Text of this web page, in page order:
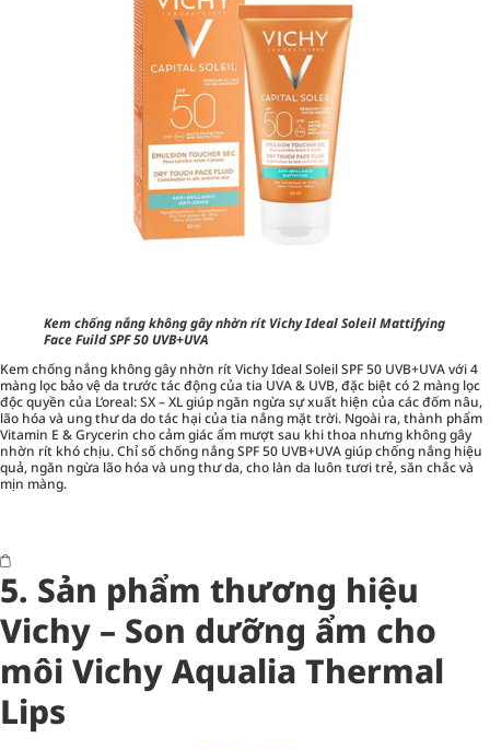
Kem chống nắng không gây nhờn rít Vichy Ideal Soleil Mattifying
Face Fuild SPF 50 UVB+UVA
Kem chống nắng không gây nhờn rít Vichy Ideal Soleil SPF 50 UVB+UVA với 4
màng lọc bảo vệ da trước tác động của tia UVA & UVB, đặc biệt có 2 màng lọc
độc quyền của L’oreal: SX – XL giúp ngăn ngừa sự xuất hiện của các đốm nâu,
lão hóa và ung thư da do tác hại của tia nắng mặt trời. Ngoài ra, thành phẩm
Vitamin E & Grycerin cho cảm giác ẩm mượt sau khi thoa nhưng không gây
nhờn rít khó chịu. Chỉ số chống nắng SPF 50 UVB+UVA giúp chống nắng hiệu
quả, ngăn ngừa lão hóa và ung thư da, cho làn da luôn tươi trẻ, săn chắc và
mịn màng.
5. Sản phẩm thương hiệu
Vichy – Son dưỡng ẩm cho
môi Vichy Aqualia Thermal
Lips